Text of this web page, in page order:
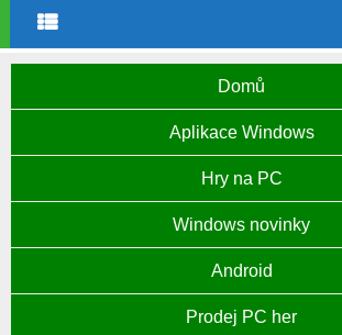
Domů
Aplikace Windows
Hry na PC
Windows novinky
Android
Prodej PC her